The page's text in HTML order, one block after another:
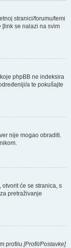
stranici/forumu/temi
[link se nalazi na svim
phpBB ne indeksira
a te pokušajte
nije mogao obraditi.
će se stranica, s
pretraživanje
profilu [Profil/Postavke]